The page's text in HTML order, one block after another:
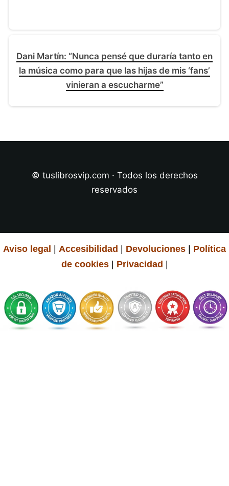
Dani Martín: “Nunca pensé que duraría tanto en
la música como para que las hijas de mis ‘fans’
vinieran a escucharme”
© tuslibrosvip.com · Todos los derechos
reservados
Aviso legal Accesibilidad Devoluciones
Política
de cookies| Privacidad